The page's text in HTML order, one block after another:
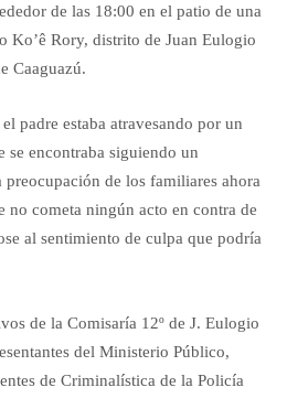
de las 18:00 en el patio de una
Ko’ê Rory, distrito de Juan Eulogio
Caaguazú.
padre estaba atravesando por un
se encontraba siguiendo un
de los familiares ahora
no cometa ningún acto en contra de
al sentimiento de culpa que podría
de la Comisaría 12º de J. Eulogio
del Ministerio Público,
de Criminalística de la Policía